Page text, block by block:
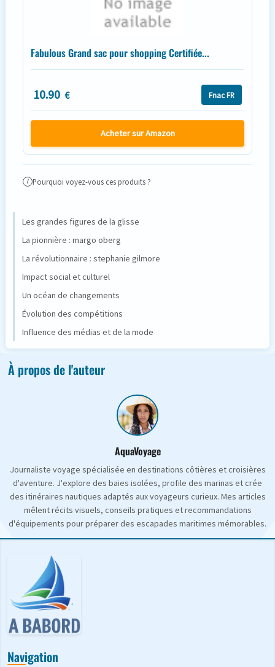
Fabulous Grand sac pour shopping Certifiée...
10.90 € Fnac FR
Acheter sur Amazon
i Pourquoi voyez-vous ces produits ?
Les grandes figures de la glisse
La pionnière : margo oberg
La révolutionnaire : stephanie gilmore
Impact social et culturel
Un océan de changements
Évolution des compétitions
Influence des médias et de la mode
À propos de l'auteur
AquaVoyage
Journaliste voyage spécialisée en destinations côtières et croisières
d'aventure. J'explore des baies isolées, profile des marinas et crée
des itinéraires nautiques adaptés aux voyageurs curieux. Mes articles
mêlent récits visuels, conseils pratiques et recommandations
d'équipements pour préparer des escapades maritimes mémorables.
Navigation